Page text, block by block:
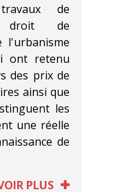
de
droit de
l'urbanisme
ont retenu
des prix de
ainsi que
les
une réelle
de
PLUS